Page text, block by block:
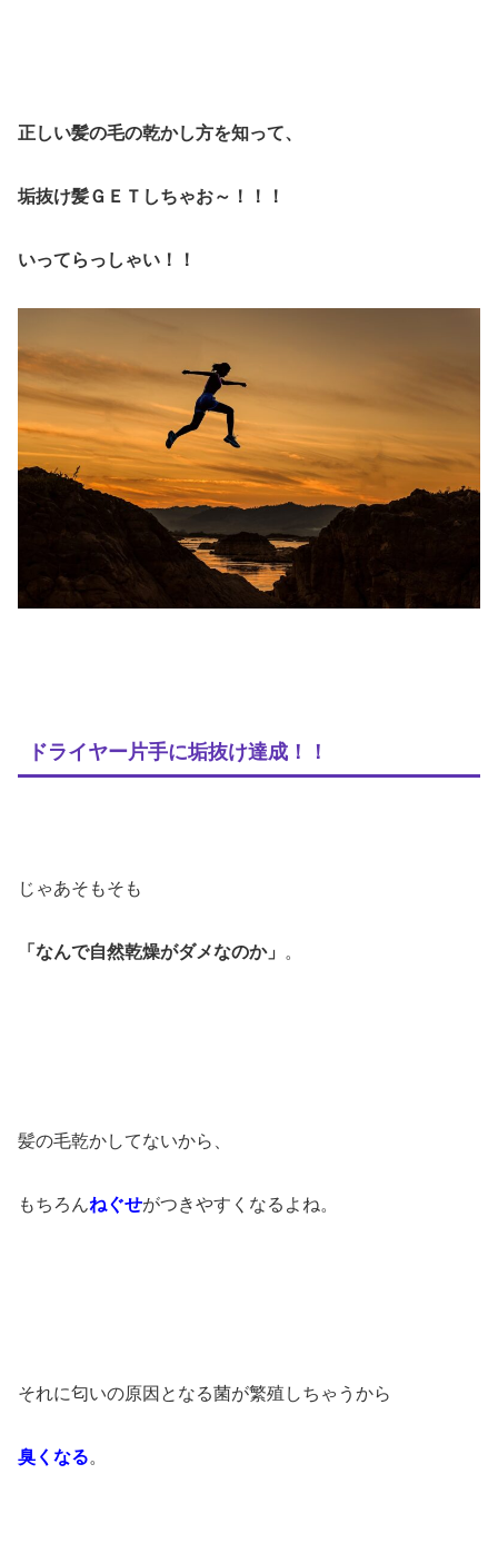
正しい髪の毛の乾かし方を知って、
垢抜け髪ＧＥＴしちゃお～！！！
いってらっしゃい！！
ドライヤー片手に垢抜け達成！！
じゃあそもそも
「なんで自然乾燥がダメなのか」 。
髪の毛乾かしてないから、
もちろんねぐせがつきやすくなるよね。
それに匂いの原因となる菌が繁殖しちゃうから
臭くなる。